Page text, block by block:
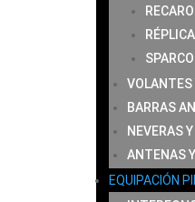
RECARO
SPARCO
VOLANTES
BARRAS
NEVERAS
ANTENAS
EQUIPACIÓN